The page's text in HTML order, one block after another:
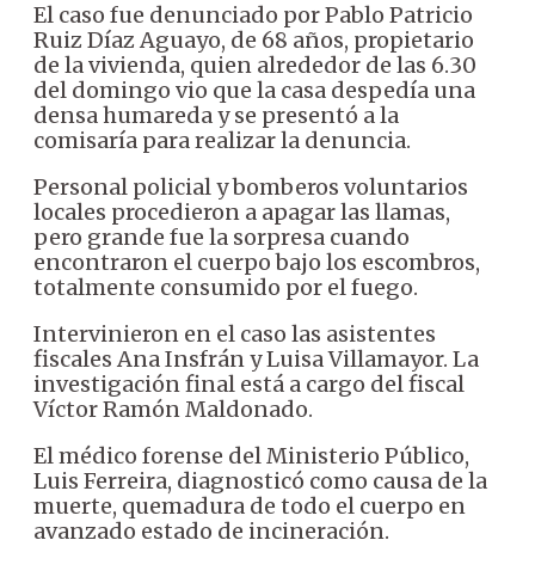
El caso fue denunciado por Pablo Patricio
Ruiz Díaz Aguayo, de 68 años, propietario
de la vivienda, quien alrededor de las 6.30
del domingo vio que la casa despedía una
densa humareda y se presentó a la
comisaría para realizar la denuncia.
Personal policial y bomberos voluntarios
locales procedieron a apagar las llamas,
pero grande fue la sorpresa cuando
encontraron el cuerpo bajo los escombros,
totalmente consumido por el fuego.
Intervinieron en el caso las asistentes
fiscales Ana Insfrán y Luisa Villamayor. La
investigación final está a cargo del fiscal
Víctor Ramón Maldonado.
El médico forense del Ministerio Público,
Luis Ferreira, diagnosticó como causa de la
muerte, quemadura de todo el cuerpo en
avanzado estado de incineración.